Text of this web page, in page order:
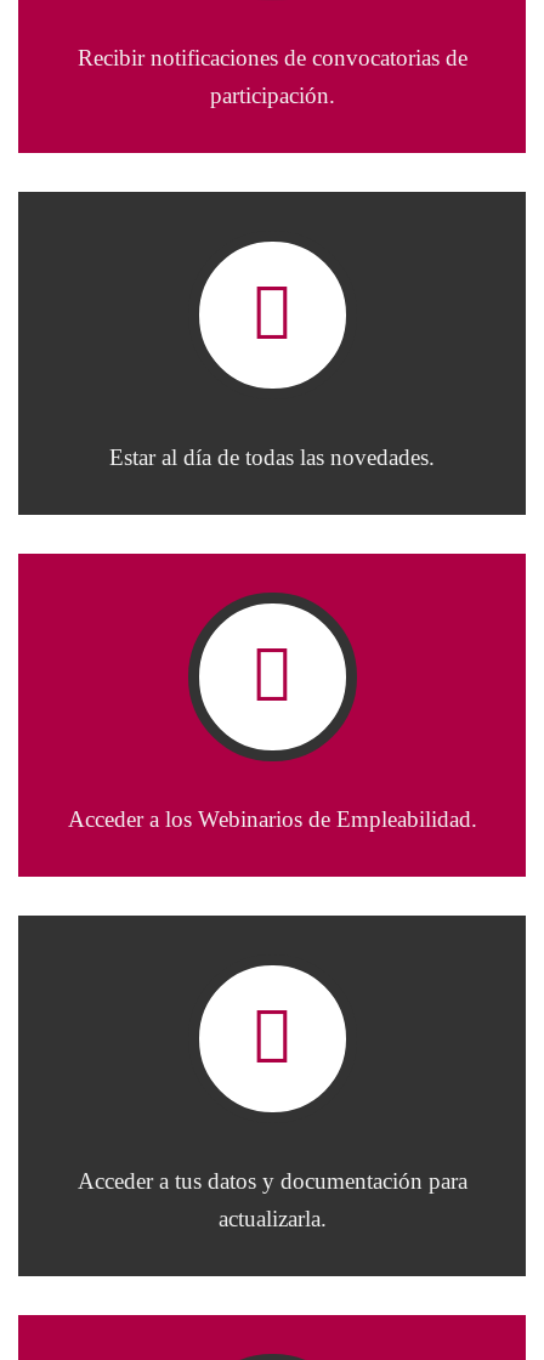
Recibir notificaciones de convocatorias de
participación.
Estar al día de todas las novedades.
Acceder a los Webinarios de Empleabilidad.
Acceder a tus datos y documentación para
actualizarla.